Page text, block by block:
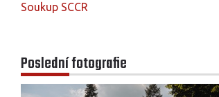
Soukup SCCR
Poslední fotografie